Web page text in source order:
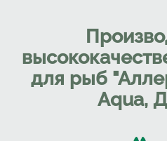
для рыб
Aqua,